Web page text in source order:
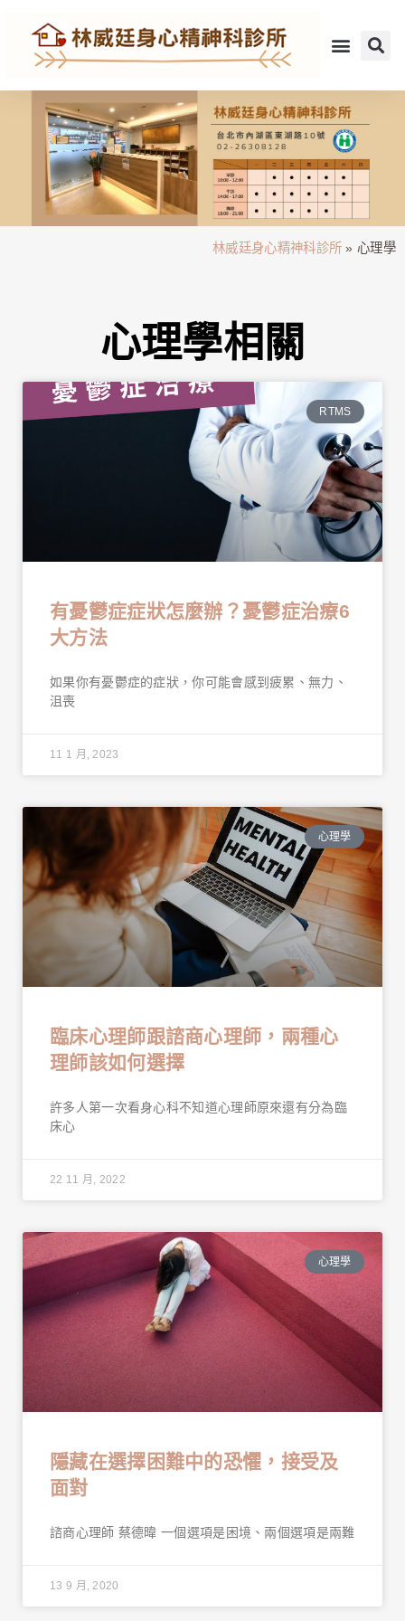
林威廷身心精神科診所 »心理學
心理學相關
RTMS
有憂鬱症症狀怎麼辦？憂鬱症治療6
大方法
如果你有憂鬱症的症狀，你可能會感到疲累、無力、
沮喪
11 1 月, 2023
心理學
臨床心理師跟諮商心理師，兩種心
理師該如何選擇
許多人第一次看身心科不知道心理師原來還有分為臨
床心
22 11 月, 2022
心理學
隱藏在選擇困難中的恐懼，接受及
面對
諮商心理師 蔡德暐 一個選項是困境、兩個選項是兩難
13 9 月, 2020